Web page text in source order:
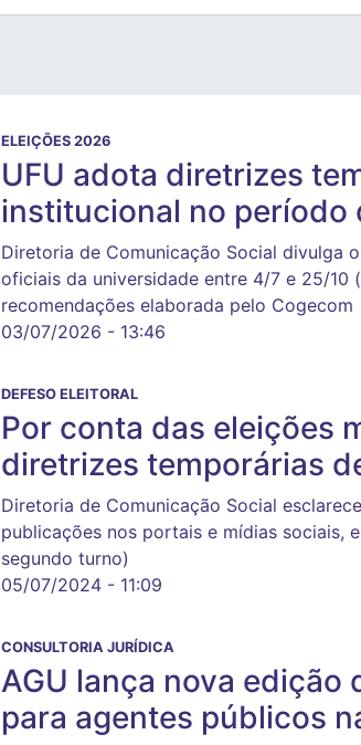
ELEIÇÕES 2026
UFU adota diretrizes
institucional no período
Diretoria de Comunicação Social divulga
oficiais da universidade entre 4/7 e 25/
recomendações elaborada pelo Cogecom
03/07/2026 - 13:46
DEFESO ELEITORAL
Por conta das eleições
diretrizes temporárias
Diretoria de Comunicação Social
publicações nos portais e mídias sociais,
segundo turno)
05/07/2024 - 11:09
CONSULTORIA JURÍDICA
AGU lança nova
para agentes públicos